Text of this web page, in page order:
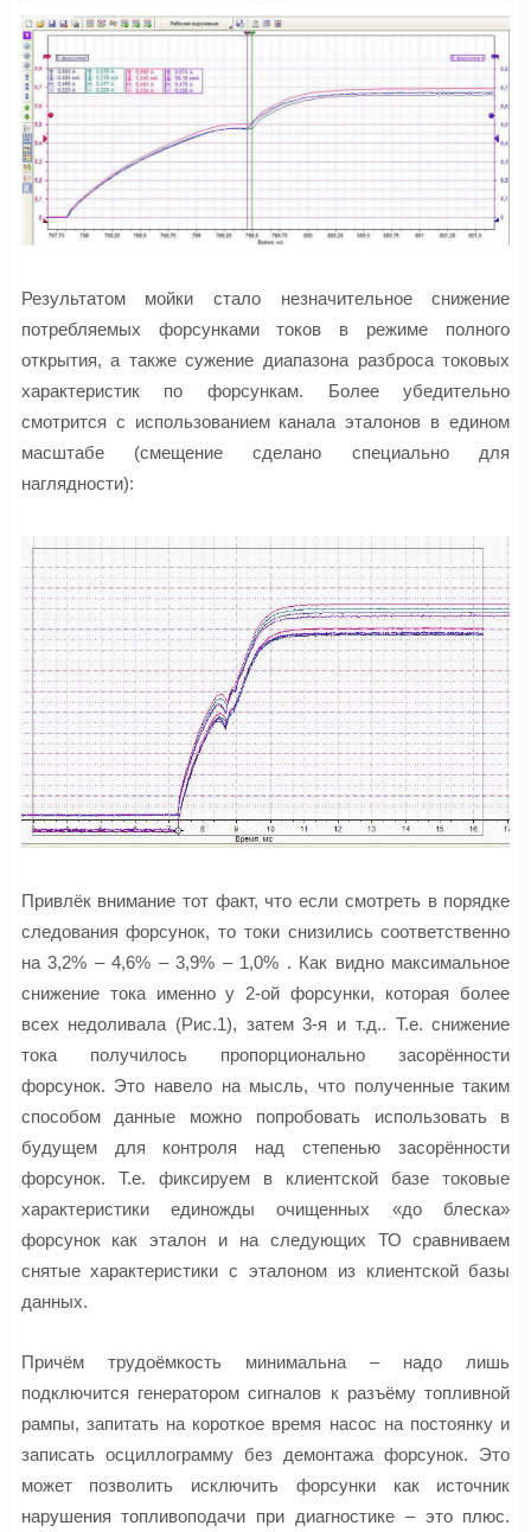
Результатом мойки стало незначительное снижение
потребляемых форсунками токов в режиме полного
открытия, а также сужение диапазона разброса токовых
характеристик по форсункам. Более убедительно
смотрится с использованием канала эталонов в едином
масштабе (смещение сделано специально для
наглядности):
Привлёк внимание тот факт, что если смотреть в порядке
следования форсунок, то токи снизились соответственно
на 3,2% – 4,6% – 3,9% – 1,0% . Как видно максимальное
снижение тока именно у 2-ой форсунки, которая более
всех недоливала (Рис.1), затем 3-я и т.д.. Т.е. снижение
тока получилось пропорционально засорённости
форсунок. Это навело на мысль, что полученные таким
способом данные можно попробовать использовать в
будущем для контроля над степенью засорённости
форсунок. Т.е. фиксируем в клиентской базе токовые
характеристики единожды очищенных «до блеска»
форсунок как эталон и на следующих ТО сравниваем
снятые характеристики с эталоном из клиентской базы
данных.
Причём трудоёмкость минимальна – надо лишь
подключится генератором сигналов к разъёму топливной
рампы, запитать на короткое время насос на постоянку и
записать осциллограмму без демонтажа форсунок. Это
может позволить исключить форсунки как источник
нарушения топливоподачи при диагностике – это плюс.